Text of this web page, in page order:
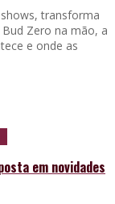
transforma
Zero na mão, a
e onde as
em novidades